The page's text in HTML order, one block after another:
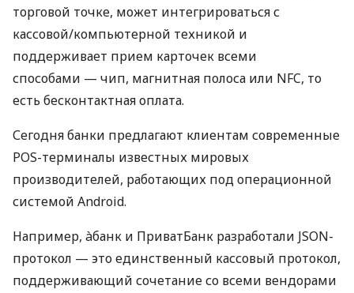
торговой точке, может интегрироваться с
кассовой/компьютерной техникой и
поддерживает прием карточек всеми
способами — чип, магнитная полоса или NFC, то
есть бесконтактная оплата.
Сегодня банки предлагают клиентам современные
POS-терминалы известных мировых
производителей, работающих под операционной
системой Android.
Например, àбанк и ПриватБанк разработали JSON-
протокол — это единственный кассовый протокол,
поддерживающий сочетание со всеми вендорами